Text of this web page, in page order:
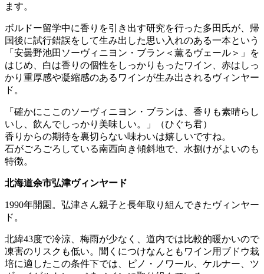
ます。
ボルドー留学中に香りを引き出す研究を行った多田氏が、帰
国後に試行錯誤をして生み出した思い入れのある一本という
「安曇野池田ソーヴィニヨン・ブラン＜薫るヴェール＞」を
はじめ、白は香りの個性をしっかりもったワイン、赤はしっ
かり重厚感や凝縮感のあるワインが生み出されるヴィンヤー
ド。
「確かにここのソーヴィニヨン・ブランは、香りも素晴らし
いし、飲んでしっかり美味しい。」（ひぐち君）
香りからの期待を裏切らない味わいは嬉しいですね。
石がごろごろしている南西向き傾斜地で、水捌けがよいのも
特徴。
北海道余市弘津ヴィンヤード
1990年開園。弘津さん親子と長年取り組んできたヴィンヤー
ド。
北緯43度で冷涼、梅雨が少なく、道内では比較的暖かいので
凍害のリスクも低い。聞くにつけなんともワイン用ブドウ栽
培に適したこの条件下では、ピノ・ノワール、ケルナー、ツ